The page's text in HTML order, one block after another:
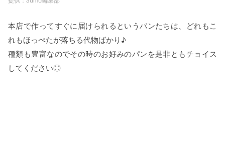
本店で作ってすぐに届けられるというパンたちは、どれもこ
れもほっぺたが落ちる代物ばかり♪
種類も豊富なのでその時のお好みのパンを是非ともチョイス
してください◎